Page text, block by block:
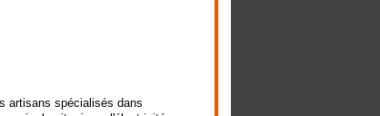
artisans spécialisés dans